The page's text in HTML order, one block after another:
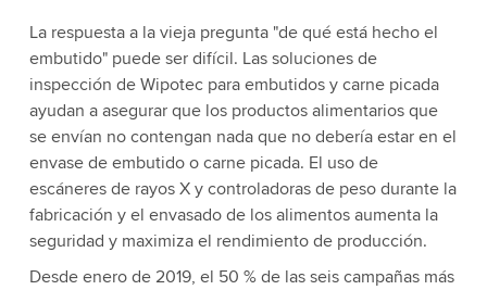
La respuesta a la vieja pregunta "de qué está hecho el
embutido" puede ser difícil. Las soluciones de
inspección de Wipotec para embutidos y carne picada
ayudan a asegurar que los productos alimentarios que
se envían no contengan nada que no debería estar en el
envase de embutido o carne picada. El uso de
escáneres de rayos X y controladoras de peso durante la
fabricación y el envasado de los alimentos aumenta la
seguridad y maximiza el rendimiento de producción.
Desde enero de 2019, el 50 % de las seis campañas más